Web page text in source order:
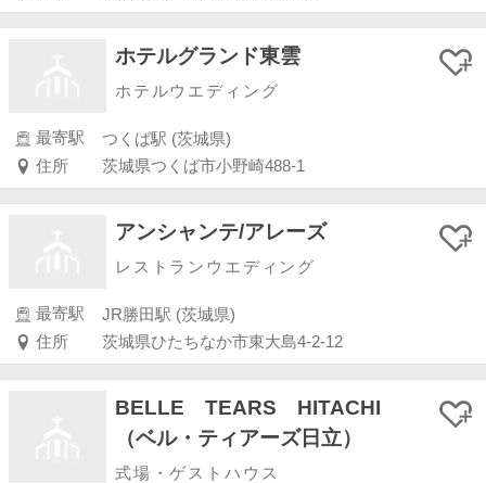
ホテルグランド東雲
ホテルウエディング
最寄駅
つくば駅 (茨城県)
住所
茨城県つくば市小野崎488-1
アンシャンテ/アレーズ
レストランウエディング
最寄駅
JR勝田駅 (茨城県)
住所
茨城県ひたちなか市東大島4-2-12
BELLE TEARS HITACHI
（ベル・ティアーズ日立）
式場・ゲストハウス